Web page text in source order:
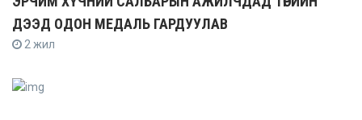
ДЭЭД ОДОН МЕДАЛЬ ГАРДУУЛАВ
2 жил